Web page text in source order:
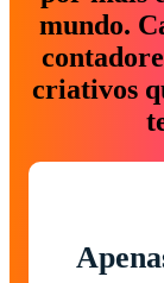
mundo.
criativos